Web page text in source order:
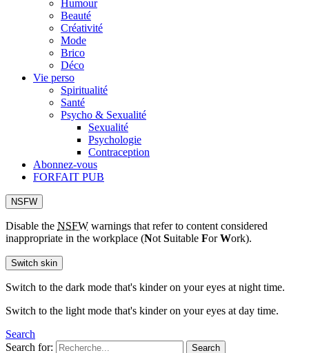
Humour
Beauté
Créativité
Mode
Brico
Déco
Vie perso
Spiritualité
Santé
Psycho & Sexualité
Sexualité
Psychologie
Contraception
Abonnez-vous
FORFAIT PUB
NSFW
Disable the NSFW warnings that refer to content considered
inappropriate in the workplace (Not Suitable ForWork).
Switch skin
Switch to the dark mode that's kinder on your eyes at night time.
Switch to the light mode that's kinder on your eyes at day time.
Search
Search for:
Search